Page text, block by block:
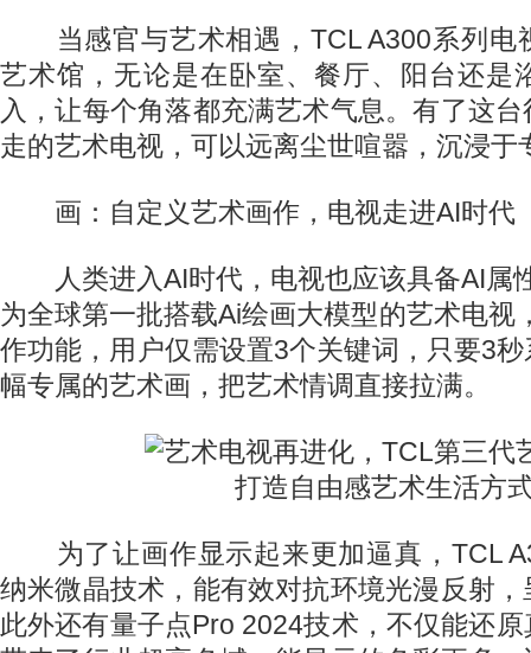
当感官与艺术相遇，TCL A300系列电
艺术馆，无论是在卧室、餐厅、阳台还是
入，让每个角落都充满艺术气息。有了这
走的艺术电视，可以远离尘世喧嚣，沉浸于
画：自定义艺术画作，电视走进AI时代
人类进入AI时代，电视也应该具备AI属
为全球第一批搭载Ai绘画大模型的艺术电视
作功能，用户仅需设置3个关键词，只要3
幅专属的艺术画，把艺术情调直接拉满。
为了让画作显示起来更加逼真，TCL
纳米微晶技术，能有效对抗环境光漫反射
此外还有量子点Pro 2024技术，不仅能还